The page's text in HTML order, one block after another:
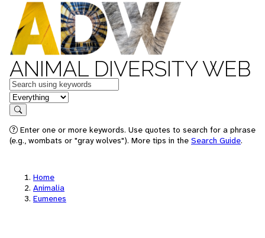
ANIMAL DIVERSITY WEB
Keywords
in feature
Search
Enter one or more keywords. Use quotes to search for a phrase
(e.g., wombats or "gray wolves"). More tips in the Search Guide.
Home
Animalia
Eumenes